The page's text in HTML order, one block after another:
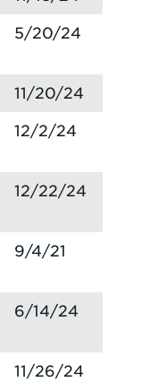
5/20/24
11/20/24
12/2/24
12/22/24
9/4/21
6/14/24
11/26/24